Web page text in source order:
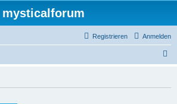
mysticalforum
Anmelden
Registrieren